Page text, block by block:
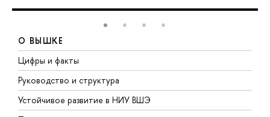
О ВЫШКЕ
Цифры и факты
Руководство и структура
Устойчивое развитие в НИУ ВШЭ